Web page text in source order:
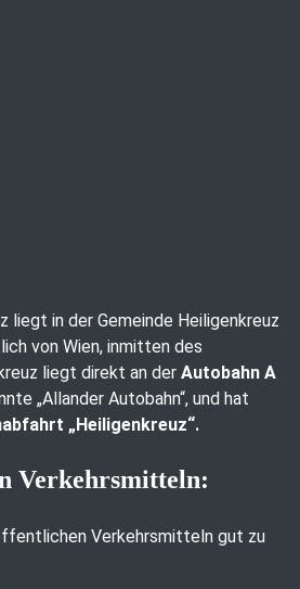
liegt in der Gemeinde Heiligenkreuz
von Wien, inmitten des
liegt direkt an der Autobahn A
„Allander Autobahn“, und hat
„Heiligenkreuz“.
Verkehrsmitteln:
Verkehrsmitteln gut zu